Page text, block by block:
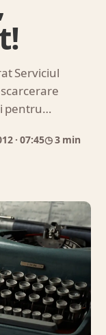
Serviciul
pentru…
· 07:45◷ 3 min